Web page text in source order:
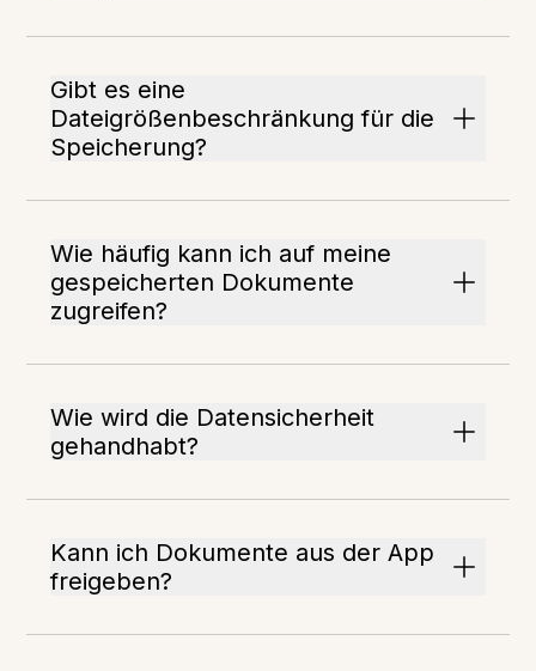
Gibt es eine
Dateigrößenbeschränkung für die
Speicherung?
Wie häufig kann ich auf meine
gespeicherten Dokumente
zugreifen?
Wie wird die Datensicherheit
gehandhabt?
Kann ich Dokumente aus der App
freigeben?